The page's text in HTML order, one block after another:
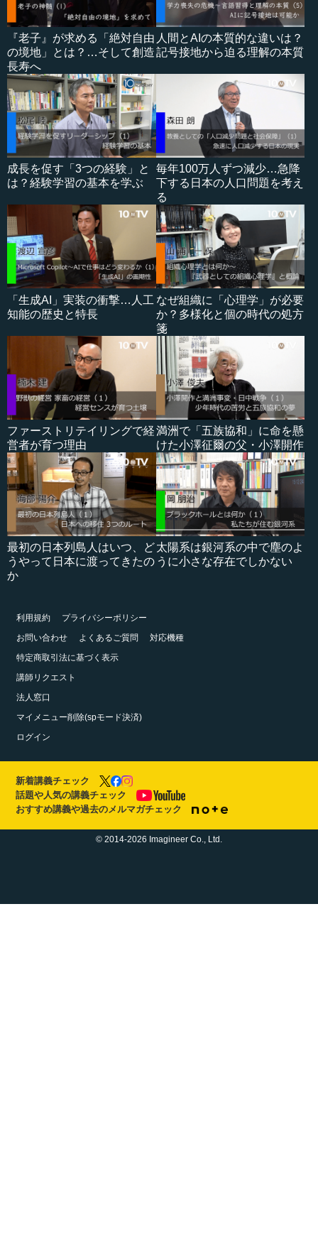
『老子』が求める「絶対自由
の境地」とは？…そして創造
長寿へ
人間とAIの本質的な違いは？
記号接地から迫る理解の本質
成長を促す「3つの経験」と
は？経験学習の基本を学ぶ
毎年100万人ずつ減少…急降
下する日本の人口問題を考え
る
「生成AI」実装の衝撃…人工
知能の歴史と特長
なぜ組織に「心理学」が必要
か？多様化と個の時代の処方
箋
ファーストリテイリングで経
営者が育つ理由
満洲で「五族協和」に命を懸
けた小澤征爾の父・小澤開作
最初の日本列島人はいつ、ど
うやって日本に渡ってきたの
か
太陽系は銀河系の中で塵のよ
うに小さな存在でしかない
利用規約
プライバシーポリシー
お問い合わせ
よくあるご質問
対応機種
特定商取引法に基づく表示
講師リクエスト
法人窓口
マイメニュー削除(spモード決済)
ログイン
新着講義チェック
話題や人気の講義チェック
おすすめ講義や過去のメルマガチェック
© 2014-2026 Imagineer Co., Ltd.